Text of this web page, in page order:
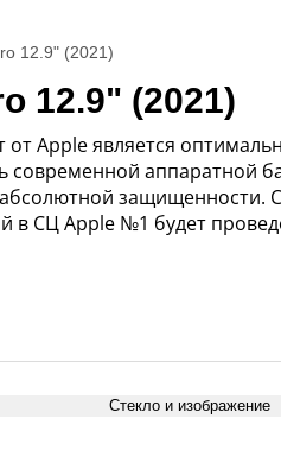
12.9" (2021)
12.9" (2021)
Apple является
аппаратной
абсолютной
в СЦ Apple №1 будет
Стекло и изображение